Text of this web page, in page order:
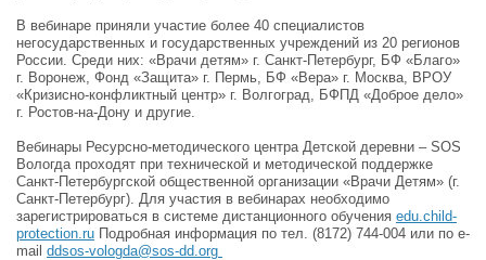
В вебинаре приняли участие более 40 специалистов
негосударственных и государственных учреждений из 20 регионов
России. Среди них: «Врачи детям» г. Санкт-Петербург, БФ «Благо»
г. Воронеж, Фонд «Защита» г. Пермь, БФ «Вера» г. Москва, ВРОУ
«Кризисно-конфликтный центр» г. Волгоград, БФПД «Доброе дело»
г. Ростов-на-Дону и другие.
Вебинары Ресурсно-методического центра Детской деревни – SOS
Вологда проходят при технической и методической поддержке
Санкт-Петербургской общественной организации «Врачи Детям» (г.
Санкт-Петербург). Для участия в вебинарах необходимо
зарегистрироваться в системе дистанционного обучения edu.child-
protection.ru Подробная информация по тел. (8172) 744-004 или по e-
mail ddsos-vologda@sos-dd.org